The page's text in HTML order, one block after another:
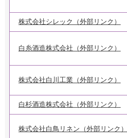
株式会社シレック（外部リンク）
白糸酒造株式会社（外部リンク）
株式会社白川工業（外部リンク）
白杉酒造株式会社（外部リンク）
株式会社白鳥リネン（外部リンク）